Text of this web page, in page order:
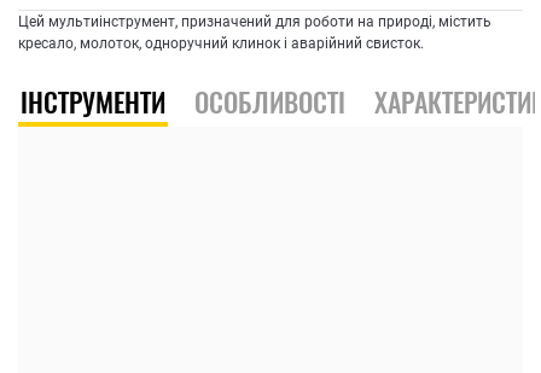
Цей мультиінструмент, призначений для роботи на природі, містить
кресало, молоток, одноручний клинок і аварійний свисток.
ІНСТРУМЕНТИ ОСОБЛИВОСТІ